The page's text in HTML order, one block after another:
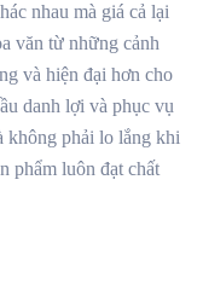
nhau mà giá cả lại
văn từ những cảnh
và hiện đại hơn cho
danh lợi và phục vụ
không phải lo lắng khi
phẩm luôn đạt chất